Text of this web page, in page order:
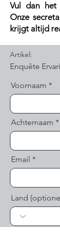
Vul dan het
Onze
krijgt altijd
Artikel:
Voornaam
Achternaam
Email
Land